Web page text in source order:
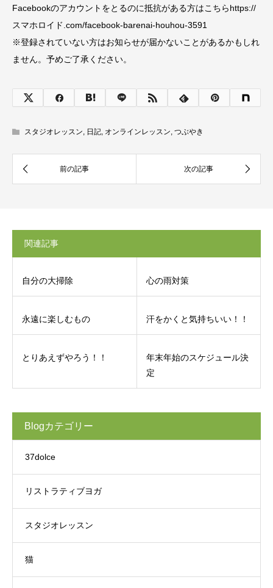
Facebookのアカウントをとるのに抵抗がある方はこちらhttps://
スマホロイド.com/facebook-barenai-houhou-3591
※登録されていない方はお知らせが届かないことがあるかもしれ
ません。予めご了承ください。
スタジオレッスン, 日記, オンラインレッスン, つぶやき
関連記事
自分の大掃除 心の雨対策
永遠に楽しむもの 汗をかくと気持ちいい！！
とりあえずやろう！！
年末年始のスケジュール決
定
Blogカテゴリー
37dolce
リストラティブヨガ
スタジオレッスン
猫